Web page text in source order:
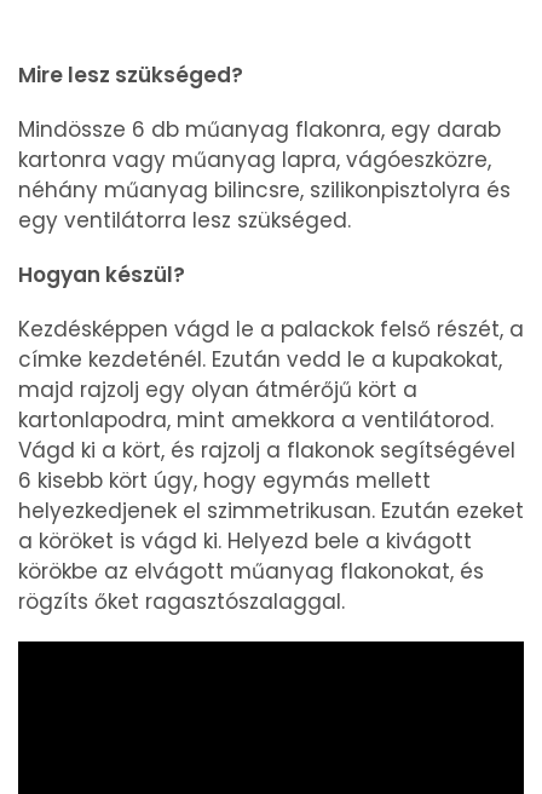
Mire lesz szükséged?
Mindössze 6 db műanyag flakonra, egy darab
kartonra vagy műanyag lapra, vágóeszközre,
néhány műanyag bilincsre, szilikonpisztolyra és
egy ventilátorra lesz szükséged.
Hogyan készül?
Kezdésképpen vágd le a palackok felső részét, a
címke kezdeténél. Ezután vedd le a kupakokat,
majd rajzolj egy olyan átmérőjű kört a
kartonlapodra, mint amekkora a ventilátorod.
Vágd ki a kört, és rajzolj a flakonok segítségével
6 kisebb kört úgy, hogy egymás mellett
helyezkedjenek el szimmetrikusan. Ezután ezeket
a köröket is vágd ki. Helyezd bele a kivágott
körökbe az elvágott műanyag flakonokat, és
rögzíts őket ragasztószalaggal.